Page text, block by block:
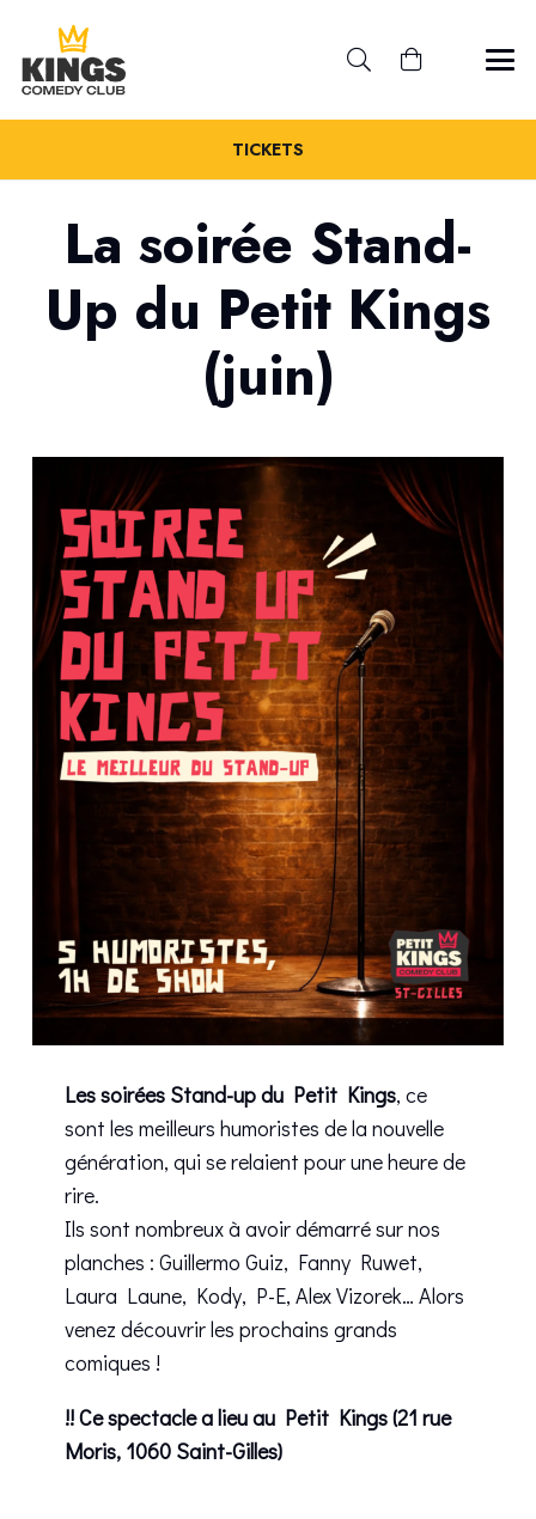
TICKETS
La soirée Stand-
Up du Petit Kings
(juin)
Les soirées Stand-up du Petit Kings, ce
sont les meilleurs humoristes de la nouvelle
génération, qui se relaient pour une heure de
rire.
Ils sont nombreux à avoir démarré sur nos
planches : Guillermo Guiz, Fanny Ruwet,
Laura Laune, Kody, P-E, Alex Vizorek… Alors
venez découvrir les prochains grands
comiques !
!! Ce spectacle a lieu au Petit Kings (21 rue
Moris, 1060 Saint-Gilles)